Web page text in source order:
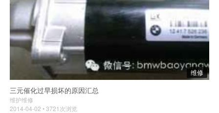
维修
三元催化过早损坏的原因汇总
维护维修
2014-04-02 • 3721次浏览